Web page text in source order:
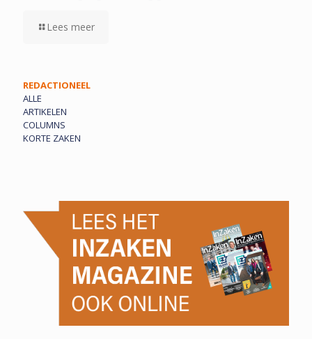
Lees meer
REDACTIONEEL
ALLE
ARTIKELEN
COLUMNS
KORTE ZAKEN